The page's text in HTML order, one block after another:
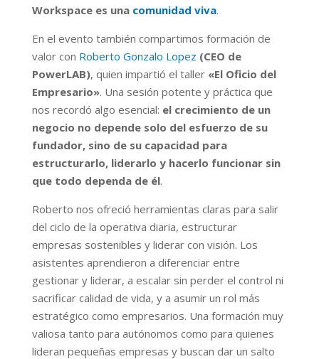
Workspace es una comunidad viva.
En el evento también compartimos formación de
valor con Roberto Gonzalo Lopez (CEO de
PowerLAB), quien impartió el taller «El Oficio del
Empresario». Una sesión potente y práctica que
nos recordó algo esencial: el crecimiento de un
negocio no depende solo del esfuerzo de su
fundador, sino de su capacidad para
estructurarlo, liderarlo y hacerlo funcionar sin
que todo dependa de él.
Roberto nos ofreció herramientas claras para salir
del ciclo de la operativa diaria, estructurar
empresas sostenibles y liderar con visión. Los
asistentes aprendieron a diferenciar entre
gestionar y liderar, a escalar sin perder el control ni
sacrificar calidad de vida, y a asumir un rol más
estratégico como empresarios. Una formación muy
valiosa tanto para autónomos como para quienes
lideran pequeñas empresas y buscan dar un salto